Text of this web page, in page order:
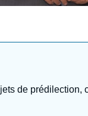
de prédilection,